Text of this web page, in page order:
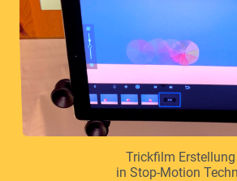
Trickfilm Erstellung
in Stop-Motion